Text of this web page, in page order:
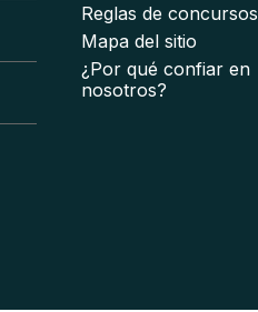
Reglas de concursos
Mapa del sitio
¿Por qué confiar en
nosotros?